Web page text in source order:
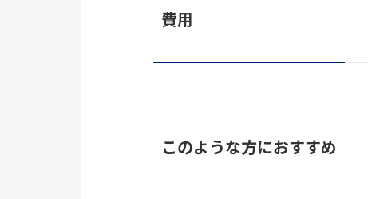
費用
このような方におすすめ